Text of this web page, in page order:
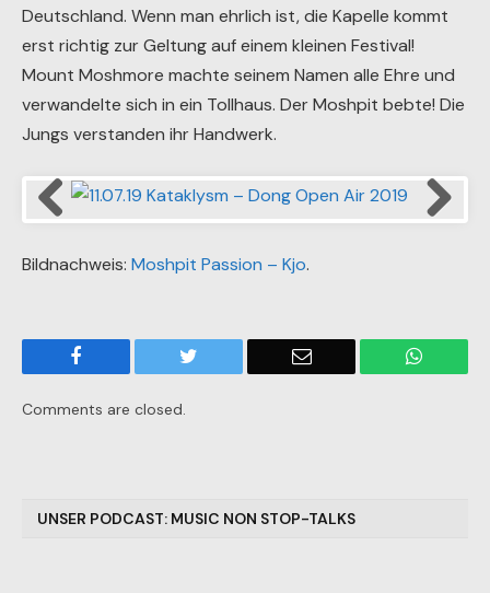
Deutschland. Wenn man ehrlich ist, die Kapelle kommt
erst richtig zur Geltung auf einem kleinen Festival!
Mount Moshmore machte seinem Namen alle Ehre und
verwandelte sich in ein Tollhaus. Der Moshpit bebte! Die
Jungs verstanden ihr Handwerk.
11.07.19 Kataklysm – Dong Open Air 2019
Bildnachweis: Moshpit Passion – Kjo.
Email
Comments are closed.
UNSER PODCAST: MUSIC NON STOP-TALKS